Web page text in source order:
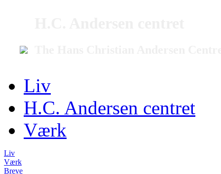
Liv
H.C. Andersen centret
Værk
Liv
Værk
Breve